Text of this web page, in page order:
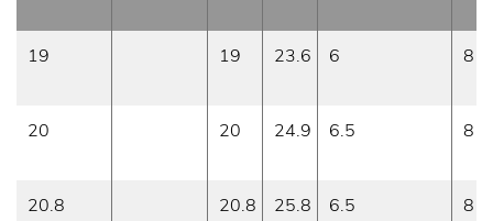
19 19 23.6 6 8
20 20 24.9 6.5 8
20.8 20.8 25.8 6.5 8